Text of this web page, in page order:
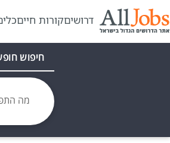
דרושיםקורות חיים
חיפוש
מה